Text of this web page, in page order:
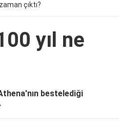
çıktı?
yıl ne
bestelediği